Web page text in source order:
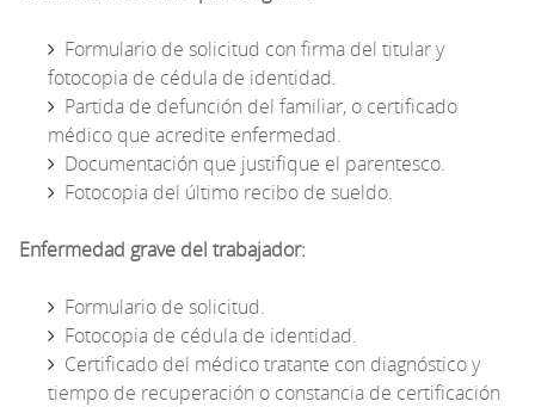
Formulario de solicitud con firma del titular y
fotocopia de cédula de identidad.
Partida de defunción del familiar, o certificado
médico que acredite enfermedad.
Documentación que justifique el parentesco.
Fotocopia del último recibo de sueldo.
Enfermedad grave del trabajador:
Formulario de solicitud.
Fotocopia de cédula de identidad.
Certificado del médico tratante con diagnóstico y
tiempo de recuperación o constancia de certificación